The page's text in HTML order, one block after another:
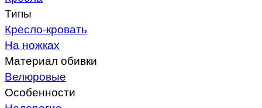
Типы
Кресло-кровать
На ножках
Материал обивки
Велюровые
Особенности